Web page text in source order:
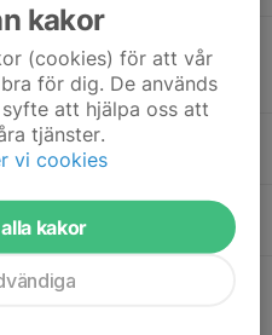
vatten Simning
för alla i Falun
Triathlon
medlemmar
kakor
(cookies) för att vår
för dig. De används
att hjälpa oss att
tjänster.
vi cookies
kakor